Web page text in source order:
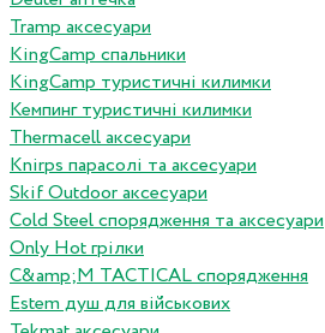
Tramp аксесуари
KingCamp спальники
KingCamp туристичні килимки
Кемпинг туристичні килимки
Thermacell аксесуари
Knirps парасолі та аксесуари
Skif Outdoor аксесуари
Cold Steel спорядження та аксесуари
Only Hot грілки
C&amp;M TACTICAL спорядження
Estem душ для військових